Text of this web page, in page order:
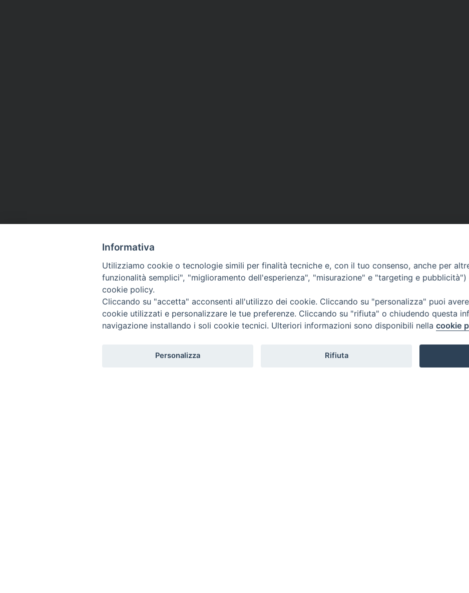
Informativa
Utilizziamo cookie o tecnologie simili per finalità tecniche e, con il tuo consenso, anche per
funzionalità semplici", "miglioramento dell'esperienza", "misurazione" e "targeting e
cookie policy.
Cliccando su "accetta" acconsenti all'utilizzo dei cookie. Cliccando su "personalizza" puoi
cookie utilizzati e personalizzare le tue preferenze. Cliccando su "rifiuta" o chiudendo questa
navigazione installando i soli cookie tecnici. Ulteriori informazioni sono disponibili nella cookie
Personalizza Rifiuta